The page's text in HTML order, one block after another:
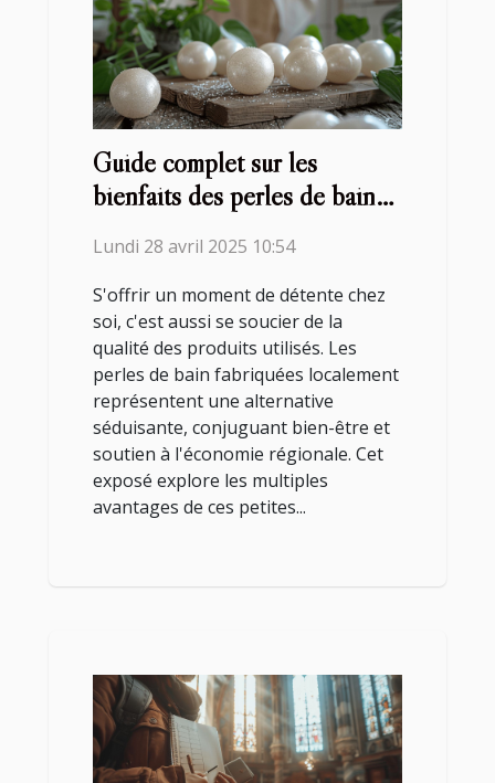
Guide complet sur les
bienfaits des perles de bain
Lundi 28 avril 2025 10:54
S'offrir un moment de détente chez
soi, c'est aussi se soucier de la
qualité des produits utilisés. Les
perles de bain fabriquées localement
représentent une alternative
séduisante, conjuguant bien-être et
soutien à l'économie régionale. Cet
exposé explore les multiples
avantages de ces petites...